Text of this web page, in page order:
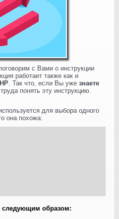
с Вами о инструкции
работает также как и
. Так что, если Вы уже знаете
понять эту инструкцию.
для выбора одного
она похожа:
следующим образом: